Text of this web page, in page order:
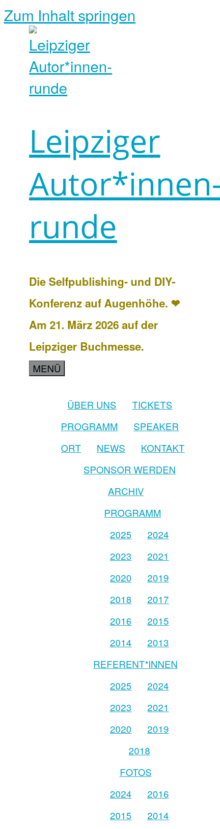
Zum Inhalt springen
Leipziger
runde
Die Selfpublishing- und DIY-
Konferenz auf Augenhöhe. ❤
Am 21. März 2026 auf der
Leipziger Buchmesse.
MENÜ
ÜBER UNS
TICKETS
PROGRAMM
SPEAKER
ORT
NEWS
KONTAKT
SPONSOR WERDEN
ARCHIV
PROGRAMM
2025
2024
2023
2021
2020
2019
2018
2017
2016
2015
2014
2013
REFERENT*INNEN
2025
2024
2023
2021
2020
2019
2018
FOTOS
2024
2016
2015
2014